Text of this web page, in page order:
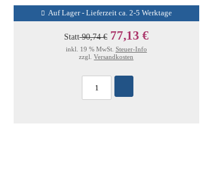
Auf Lager - Lieferzeit ca. 2-5 Werktage
Statt90,74 € 77,13 €
inkl. 19 % MwSt. Steuer-Info
zzgl.Versandkosten